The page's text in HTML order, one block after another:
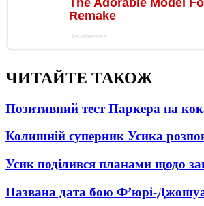
ЧИТАЙТЕ ТАКОЖ
Позитивний тест Паркера на
Колишній суперник Усика
Усик поділився планами щодо
Названа дата бою Ф’юрі-